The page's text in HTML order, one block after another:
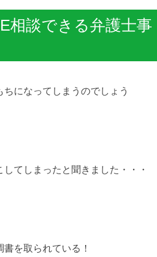
相談できる弁護士事
になってしまうのでしょう
てしまったと聞きました・・・
を取られている！